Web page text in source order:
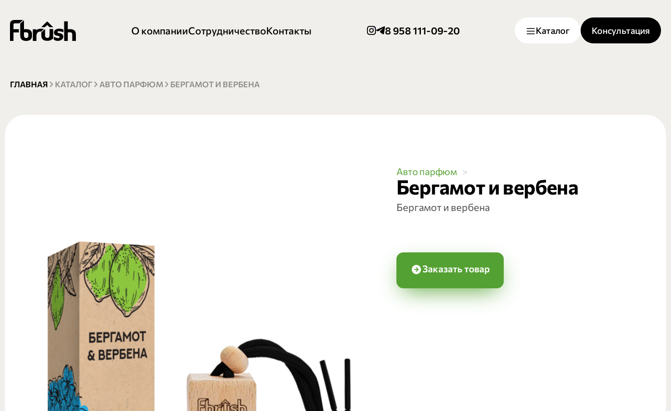
О компанииСотрудничествоКонтакты 8 958 111-09-20 Каталог Консультация
ГЛАВНАЯ КАТАЛОГ АВТО ПАРФЮМ БЕРГАМОТ И ВЕРБЕНА
Авто парфюм
Бергамот и вербена
Бергамот и вербена
Заказать товар